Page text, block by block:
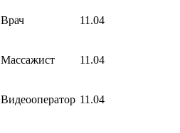
Врач 11.04
Массажист 11.04
Видеооператор 11.04